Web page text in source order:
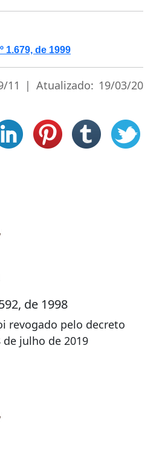
1.679, de 1999
11 | Atualizado: 19/03/20
de 1998
revogado pelo decreto
de julho de 2019